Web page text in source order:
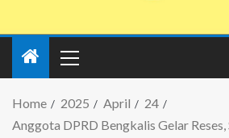
Home 2025 April
24
Anggota DPRD Bengkalis Gelar Reses,